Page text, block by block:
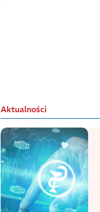
Aktualności